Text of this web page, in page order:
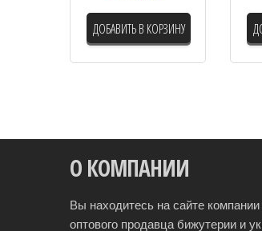
ДОБАВИТЬ В КОРЗИНУ
О КОМПАНИИ
Вы находитесь на сайте
оптового продавца бижутерии и